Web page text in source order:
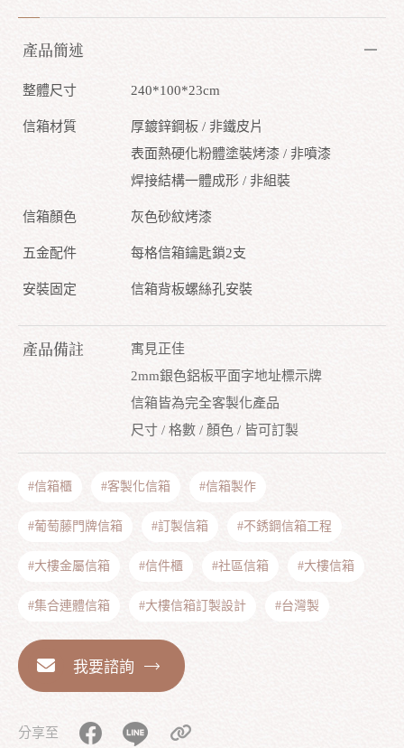
產品簡述
整體尺寸 240*100*23cm
信箱材質
厚鍍鋅鋼板 / 非鐵皮片
表面熱硬化粉體塗裝烤漆 / 非噴漆
焊接結構一體成形 / 非組裝
信箱顏色 灰色砂紋烤漆
五金配件 每格信箱鑰匙鎖2支
安裝固定 信箱背板螺絲孔安裝
產品備註
寓見正佳
2mm銀色鋁板平面字地址標示牌
信箱皆為完全客製化產品
尺寸 / 格數 / 顏色 / 皆可訂製
#信箱櫃 #客製化信箱 #信箱製作
#葡萄藤門牌信箱 #訂製信箱 #不銹鋼信箱工程
#大樓金屬信箱 #信件櫃 #社區信箱 #大樓信箱
#集合連體信箱 #大樓信箱訂製設計 #台灣製
我要諮詢
分享至